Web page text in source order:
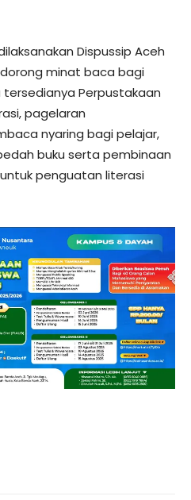
Dispussip Aceh
minat baca bagi
Perpustakaan
pagelaran
nyaring bagi pelajar,
buku serta pembinaan
penguatan literasi